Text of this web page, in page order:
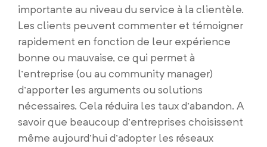
importante au niveau du service à la clientèle.
Les clients peuvent commenter et témoigner
rapidement en fonction de leur expérience
bonne ou mauvaise, ce qui permet à
l’entreprise (ou au community manager)
d’apporter les arguments ou solutions
nécessaires. Cela réduira les taux d’abandon. A
savoir que beaucoup d’entreprises choisissent
même aujourd’hui d’adopter les réseaux